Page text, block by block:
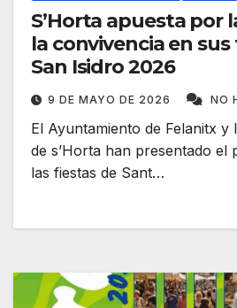
S’Horta apuesta por
la convivencia en
San Isidro 2026
9 DE MAYO DE 2026 NO
El Ayuntamiento de Felanitx y
de s’Horta han presentado el
las fiestas de Sant…